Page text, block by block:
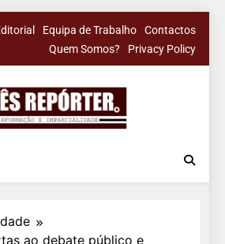
Equipa de Trabalho
Contactos
Quem Somos?
Privacy Policy
ao debate público e